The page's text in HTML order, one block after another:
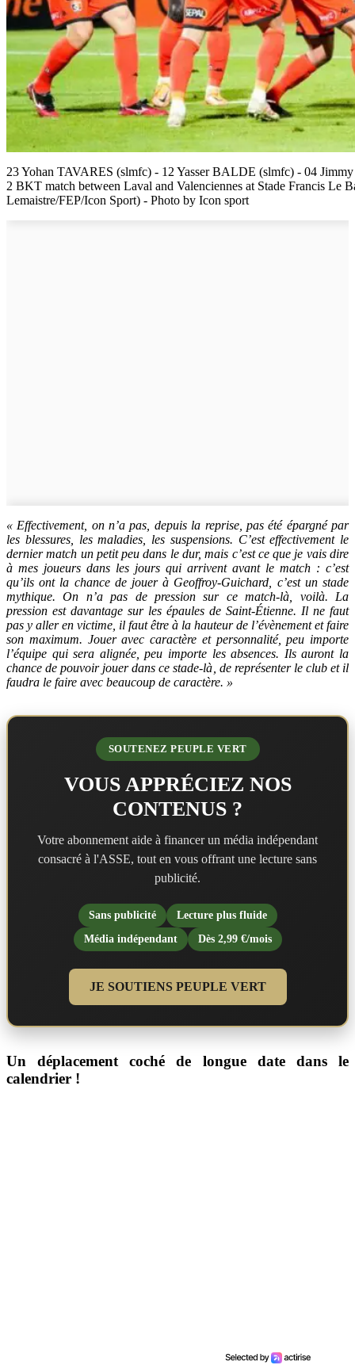
23 Yohan TAVARES (slmfc) - 12 Yasser BALDE (slmfc) - 04
2 BKT match between Laval and Valenciennes at Stade Francis Le
Lemaistre/FEP/Icon Sport) - Photo by Icon sport
« Effectivement, on n’a pas, depuis la reprise, pas été épargné par
les blessures, les maladies, les suspensions. C’est effectivement le
dernier match un petit peu dans le dur, mais c’est ce que je vais dire
à mes joueurs dans les jours qui arrivent avant le match : c’est
qu’ils ont la chance de jouer à Geoffroy-Guichard, c’est un stade
mythique. On n’a pas de pression sur ce match-là, voilà. La
pression est davantage sur les épaules de Saint-Étienne. Il ne faut
pas y aller en victime, il faut être à la hauteur de l’évènement et faire
son maximum. Jouer avec caractère et personnalité, peu importe
l’équipe qui sera alignée, peu importe les absences. Ils auront la
chance de pouvoir jouer dans ce stade-là, de représenter le club et il
faudra le faire avec beaucoup de caractère. »
SOUTENEZ PEUPLE VERT
VOUS APPRÉCIEZ NOS
CONTENUS ?
Votre abonnement aide à financer un média indépendant
consacré à l'ASSE, tout en vous offrant une lecture sans
publicité.
Sans publicité
Lecture plus fluide
Média indépendant
Dès 2,99 €/mois
JE SOUTIENS PEUPLE VERT
Un déplacement coché de longue date dans le
calendrier !